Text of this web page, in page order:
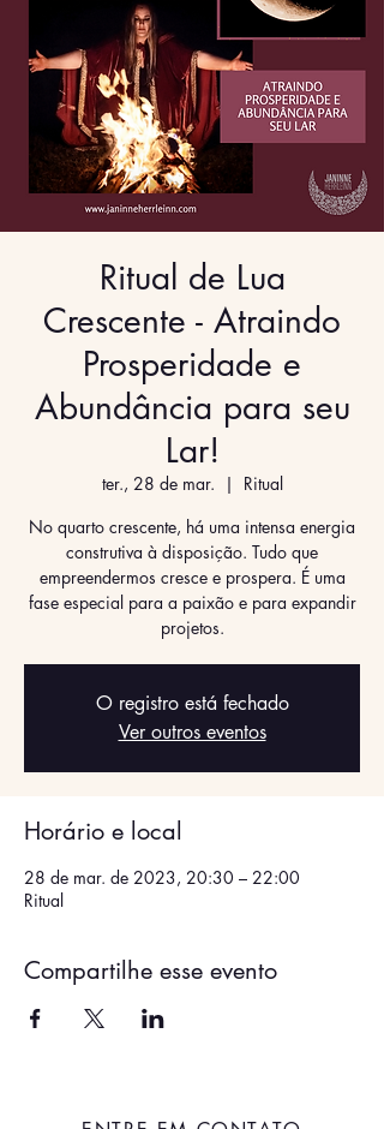
Ritual de Lua
Crescente - Atraindo
Prosperidade e
Abundância para seu
Lar!
ter., 28 de mar.
  |
Ritual
No quarto crescente, há uma intensa energia
construtiva à disposição. Tudo que
empreendermos cresce e prospera. É uma
fase especial para a paixão e para expandir
projetos.
O registro está fechado
Ver outros eventos
Horário e local
28 de mar. de 2023, 20:30 – 22:00
Ritual
Compartilhe esse evento